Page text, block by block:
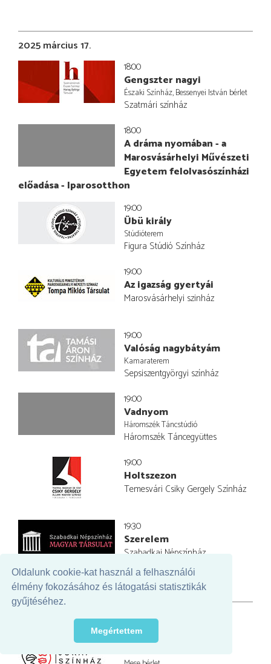
Oldalunk cookie-kat használ a felhasználói
élmény fokozásához és látogatási statisztikák
gyűjtéséhez.
Megértettem
2025 március 17.
18:00
Gengszter nagyi
Északi Színház, Bessenyei István bérlet
Szatmári színház
18:00
A dráma nyomában - a
Marosvásárhelyi Művészeti
Egyetem felolvasószínházi
előadása - Iparosotthon
19:00
Übü király
Stúdióterem
Figura Stúdió Színház
19:00
Az igazság gyertyái
Marosvásárhelyi szinház
19:00
Valóság nagybátyám
Kamaraterem
Sepsiszentgyörgyi színház
19:00
Vadnyom
Háromszék Táncstúdió
Háromszék Táncegyüttes
19:00
Holtszezon
Temesvári Csiky Gergely Színház
19:30
Szerelem
Szabadkai Népszínház
2025 március 18.
09:00